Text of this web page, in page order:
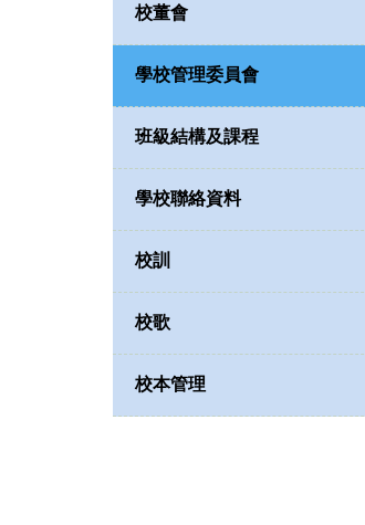
校董會
學校管理委員會
班級結構及課程
學校聯絡資料
校訓
校歌
校本管理